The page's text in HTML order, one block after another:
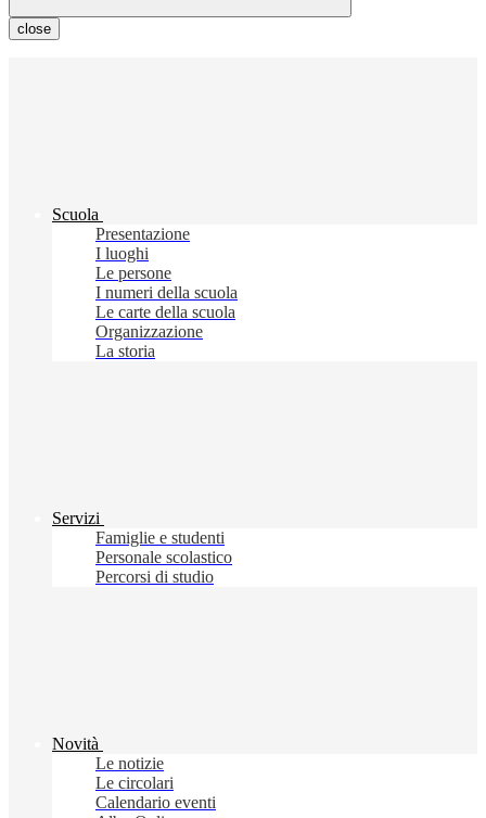
close
Scuola
Presentazione
I luoghi
Le persone
I numeri della scuola
Le carte della scuola
Organizzazione
La storia
Servizi
Famiglie e studenti
Personale scolastico
Percorsi di studio
Novità
Le notizie
Le circolari
Calendario eventi